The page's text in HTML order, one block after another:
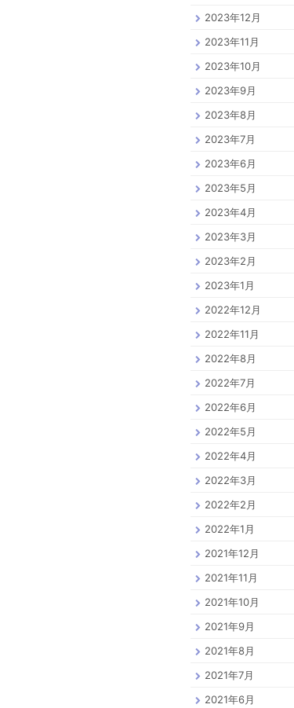
2023年12月
2023年11月
2023年10月
2023年9月
2023年8月
2023年7月
2023年6月
2023年5月
2023年4月
2023年3月
2023年2月
2023年1月
2022年12月
2022年11月
2022年8月
2022年7月
2022年6月
2022年5月
2022年4月
2022年3月
2022年2月
2022年1月
2021年12月
2021年11月
2021年10月
2021年9月
2021年8月
2021年7月
2021年6月